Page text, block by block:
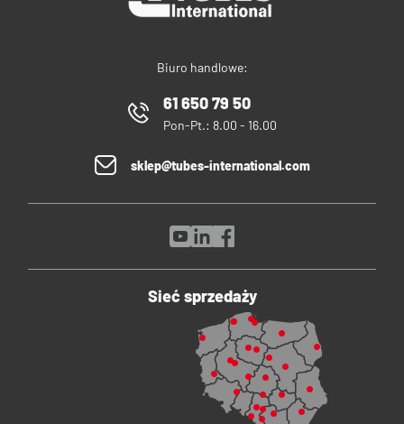
Biuro handlowe:
61 650 79 50
Pon-Pt.: 8.00 - 16.00
sklep@tubes-international.com
Sieć sprzedaży